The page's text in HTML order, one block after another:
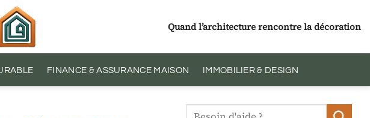
Quand l’architecture rencontre la décoration
FINANCE & ASSURANCE MAISON IMMOBILIER & DESIGN